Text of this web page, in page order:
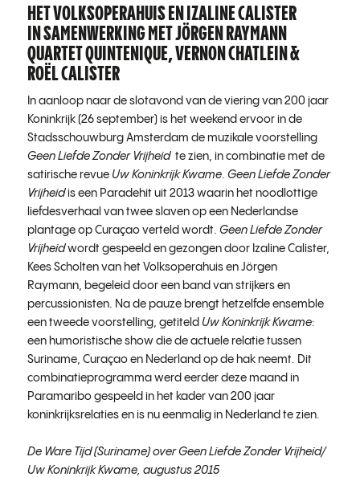
HET VOLKSOPERAHUISEN IZALINE CALISTER
IN SAMENWERKING METJÖRGEN RAYMANN
QUARTET QUINTENIQUE, VERNON CHATLEIN &
ROËL CALISTER
In aanloop naar de slotavond van de viering van 200 jaar
Koninkrijk (26 september) is het weekend ervoor in de
Stadsschouwburg Amsterdam de muzikale voorstelling
Geen Liefde Zonder Vrijheidte zien, in combinatie met de
satirische revue Uw Koninkrijk Kwame. Geen Liefde Zonder
Vrijheidis een Paradehit uit 2013 waarin het noodlottige
liefdesverhaal van twee slaven op een Nederlandse
plantage op Curaçao verteld wordt. Geen Liefde Zonder
Vrijheidwordt gespeeld en gezongen door Izaline Calister,
Kees Scholten van het Volksoperahuis en Jörgen
Raymann, begeleid door een band van strijkers en
percussionisten. Na de pauze brengt hetzelfde ensemble
een tweede voorstelling, getiteld Uw Koninkrijk Kwame:
een humoristische show die de actuele relatie tussen
Suriname, Curaçao en Nederland op de hak neemt. Dit
combinatieprogramma werd eerder deze maand in
Paramaribo gespeeld in het kader van 200 jaar
koninkrijksrelaties en is nu eenmalig in Nederland te zien.
De Ware Tijd (Suriname) over Geen Liefde Zonder Vrijheid/
Uw Koninkrijk Kwame, augustus 2015